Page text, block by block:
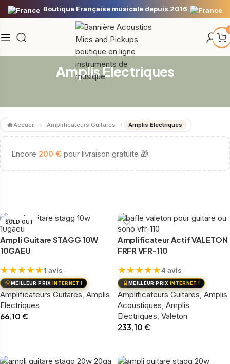
Boutique Française musicale depuis 2016
Amplis Electriques
Accueil Amplificateurs Guitares Amplis Electriques
Encore 200 € pour livraison gratuite 🎁
SOLD OUT
Ampli Guitare STAGG 10W
10GAEU
★ ★ ★ ★ ★1 avis
MEILLEUR PRIX INTERNET !
Amplificateurs Guitares, Amplis
Electriques
66,10 €
Amplificateur Actif VALETON
FRFR VFR-110
★ ★ ★ ★ ★4 avis
MEILLEUR PRIX INTERNET !
Amplificateurs Guitares, Amplis
Acoustiques, Amplis
Electriques, Valeton
233,10 €